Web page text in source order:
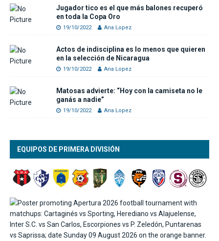
Jugador tico es el que más balones recuperó
en toda la Copa Oro
19/10/2022 Ana Lopez
Actos de indisciplina es lo menos que quieren
en la selección de Nicaragua
19/10/2022 Ana Lopez
Matosas advierte: “Hoy con la camiseta no le
ganás a nadie”
19/10/2022 Ana Lopez
EQUIPOS DE PRIMERA DIVISIÓN